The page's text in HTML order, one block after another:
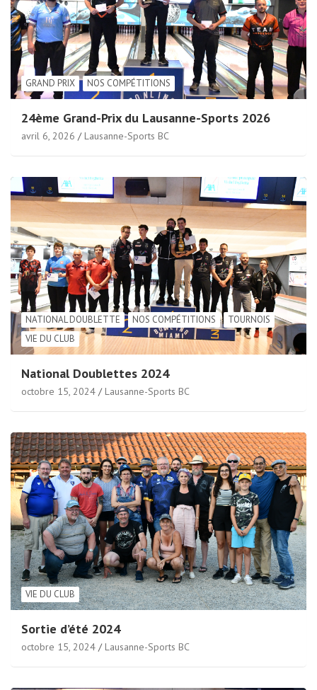
GRAND PRIX NOS COMPÉTITIONS
24ème Grand-Prix du Lausanne-Sports 2026
avril 6, 2026 Lausanne-Sports BC
NATIONAL DOUBLETTE NOS COMPÉTITIONS
TOURNOIS
VIE DU CLUB
National Doublettes 2024
octobre 15, 2024 Lausanne-Sports BC
VIE DU CLUB
Sortie d’été 2024
octobre 15, 2024 Lausanne-Sports BC